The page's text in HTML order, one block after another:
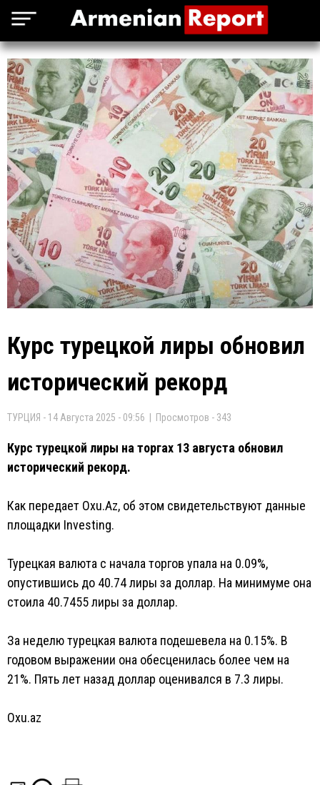
Курс турецкой лиры обновил
исторический рекорд
ТУРЦИЯ - 14 Августа 2025 - 09:56 | Просмотров - 343
Курс турецкой лиры на торгах 13 августа обновил
исторический рекорд.
Как передает Oxu.Az, об этом свидетельствуют данные
площадки Investing.
Турецкая валюта с начала торгов упала на 0.09%,
опустившись до 40.74 лиры за доллар. На минимуме она
стоила 40.7455 лиры за доллар.
За неделю турецкая валюта подешевела на 0.15%. В
годовом выражении она обесценилась более чем на
21%. Пять лет назад доллар оценивался в 7.3 лиры.
Oxu.az